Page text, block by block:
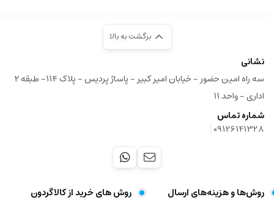
برگشت به بالا
نشانی
سه راه امین حضور - خیابان امیر کبیر - پاساژ پردیس - پلاک ۱۱۴- طبقه ۲
اداری - واحد ۱۱
شماره تماس
09126141328
|
روش‌ها و هزینه‌های ارسال روش های خرید از کالاگردون